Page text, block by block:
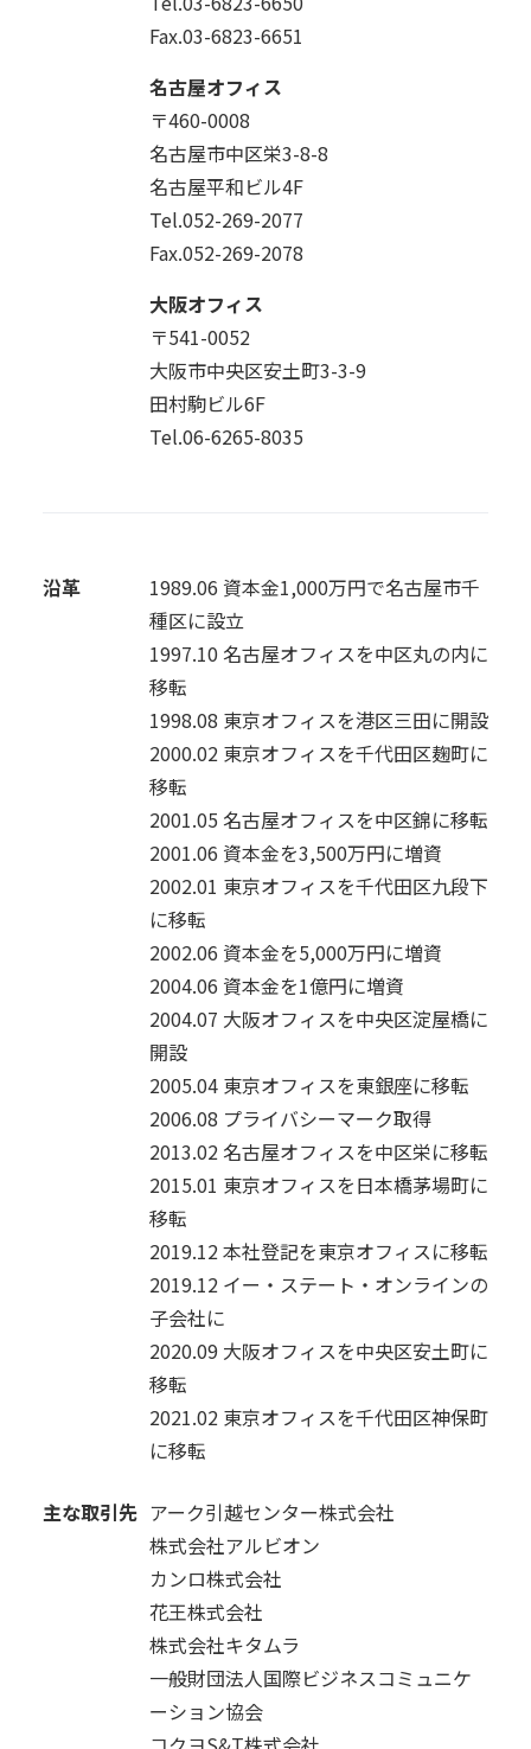
Fax.03-6823-6651
名古屋オフィス
〒460-0008
名古屋市中区栄3-8-8
名古屋平和ビル4F
Tel.052-269-2077
Fax.052-269-2078
大阪オフィス
〒541-0052
大阪市中央区安土町3-3-9
田村駒ビル6F
Tel.06-6265-8035
沿革 1989.06 資本金1,000万円で名古屋市千
種区に設立
1997.10 名古屋オフィスを中区丸の内に
移転
1998.08 東京オフィスを港区三田に開設
2000.02 東京オフィスを千代田区麹町に
移転
2001.05 名古屋オフィスを中区錦に移転
2001.06 資本金を3,500万円に増資
2002.01 東京オフィスを千代田区九段下
に移転
2002.06 資本金を5,000万円に増資
2004.06 資本金を1億円に増資
2004.07 大阪オフィスを中央区淀屋橋に
開設
2005.04 東京オフィスを東銀座に移転
2006.08 プライバシーマーク取得
2013.02 名古屋オフィスを中区栄に移転
2015.01 東京オフィスを日本橋茅場町に
移転
2019.12本社登記を東京オフィスに移転
2019.12 イー・ステート・オンラインの
子会社に
2020.09 大阪オフィスを中央区安土町に
移転
2021.02 東京オフィスを千代田区神保町
に移転
主な取引先 アーク引越センター株式会社
株式会社アルビオン
カンロ株式会社
花王株式会社
株式会社キタムラ
一般財団法人国際ビジネスコミュニケ
ーション協会